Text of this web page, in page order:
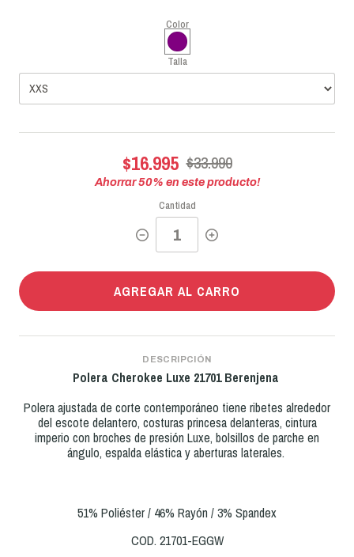
Color
Talla
$16.995 $33.990
Ahorrar50% en este producto!
Cantidad
AGREGAR AL CARRO
DESCRIPCIÓN
Polera Cherokee Luxe 21701 Berenjena
Polera ajustada de corte contemporáneo tiene ribetes alrededor
del escote delantero, costuras princesa delanteras, cintura
imperio con broches de presión Luxe, bolsillos de parche en
ángulo, espalda elástica y aberturas laterales.
51% Poliéster / 46% Rayón / 3% Spandex
COD. 21701-EGGW